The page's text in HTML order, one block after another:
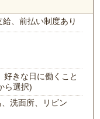
給、前払い制度あり
きな日に働くこと
ら選択)
洗面所、リビン